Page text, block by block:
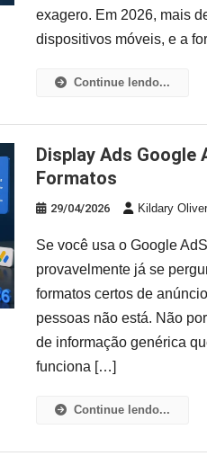
exagero. Em 2026, mais
dispositivos móveis, e a
Continue lendo...
Display Ads Google AdSense: Tamanhos e
Formatos
29/04/2026 Kildary Oliver
Se você usa o Google
provavelmente já se
formatos certos de
pessoas não está. Não
de informação genérica
funciona […]
Continue lendo...